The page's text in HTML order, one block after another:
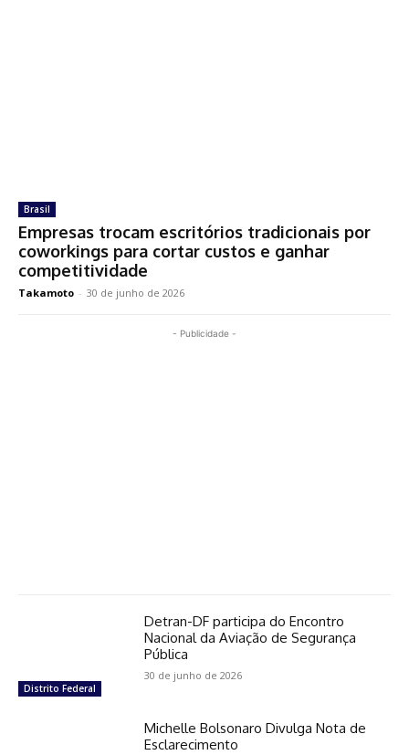
Brasil
Empresas trocam escritórios tradicionais por
coworkings para cortar custos e ganhar
competitividade
Takamoto - 30 de junho de 2026
- Publicidade -
Distrito Federal
Detran-DF participa do Encontro
Nacional da Aviação de Segurança
Pública
30 de junho de 2026
Michelle Bolsonaro Divulga Nota de
Esclarecimento